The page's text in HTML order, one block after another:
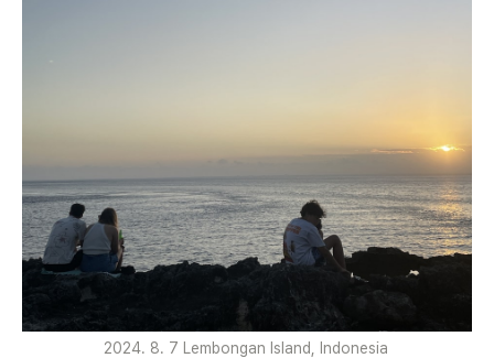
2024. 8. 7 Lembongan Island, Indonesia